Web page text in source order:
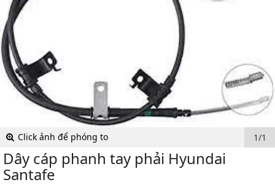
Click ảnh để phóng to 1/1
Dây cáp phanh tay phải Hyundai
Santafe